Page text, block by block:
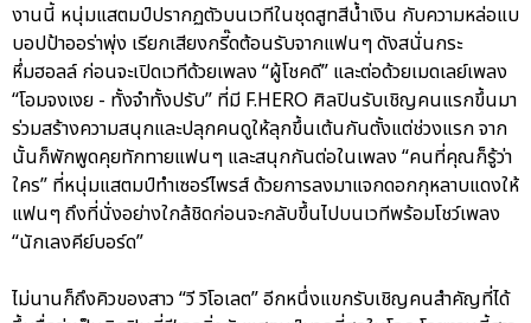
งานนี้ หนุ่มแสตมป์ปรากฏตัวบนเวทีในชุดสูทสีน้ำเงิน กับความหล่อแบ
บอปป้าออร่าพุ่ง เรียกเสียงกรี๊ดต้อนรับจากแฟนๆ ดังสนั่นกระ
หึ่มฮอลล์ ก่อนจะเปิดเวทีด้วยเพลง “ผู้โชคดี” และต่อด้วยเมดเลย์เพลง
“โอมจงเงย - ทั้งจำทั้งปรับ” ที่มี F.HERO ศิลปินรับเชิญคนแรกขึ้นมา
ร่วมสร้างความสนุกและปลุกคนดูให้ลุกขึ้นเต้นกันตั้งแต่ช่วงแรก จาก
นั้นก็พักพูดคุยทักทายแฟนๆ และสนุกกันต่อในเพลง “คนที่คุณก็รู้ว่า
ใคร” ที่หนุ่มแสตมป์ทำเซอร์ไพรส์ ด้วยการลงมาแจกดอกกุหลาบแดงให้
แฟนๆ ถึงที่นั่งอย่างใกล้ชิดก่อนจะกลับขึ้นไปบนเวทีพร้อมโชว์เพลง
“นักเลงคีย์บอร์ด”
ไม่นานก็ถึงคิวของสาว “วี วิโอเลต” อีกหนึ่งแขกรับเชิญคนสำคัญที่ได้